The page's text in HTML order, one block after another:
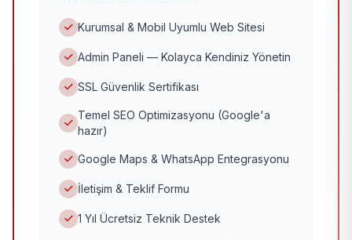
Kurumsal & Mobil Uyumlu Web Sitesi
Admin Paneli — Kolayca Kendiniz Yönetin
SSL Güvenlik Sertifikası
Temel SEO Optimizasyonu (Google'a
hazır)
Google Maps & WhatsApp Entegrasyonu
İletişim & Teklif Formu
1 Yıl Ücretsiz Teknik Destek